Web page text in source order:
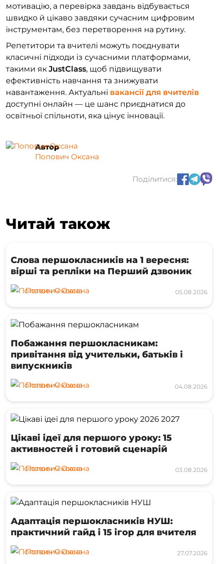
мотивацію, а перевірка завдань відбувається
швидко й цікаво завдяки сучасним цифровим
інструментам, без перетворення на рутину.
Репетитори та вчителі можуть поєднувати
класичні підходи із сучасними платформами,
такими як JustClass, щоб підвищувати
ефективність навчання та знижувати
навантаження. Актуальні вакансії для вчителів
доступні онлайн — це шанс приєднатися до
освітньої спільноти, яка цінує інновації.
Автор
Попович Оксана
Поділитися:
Читай також
Слова першокласників на 1 вересня:
вірші та репліки на Перший дзвоник
Попович Оксана 05.08.2026
Побажання першокласникам:
привітання від учительки, батьків і
випускників
Попович Оксана 04.08.2026
Цікаві ідеї для першого уроку: 15
активностей і готовий сценарій
Попович Оксана 03.08.2026
Адаптація першокласників НУШ:
практичний гайд і 15 ігор для вчителя
Попович Оксана 27.07.2026